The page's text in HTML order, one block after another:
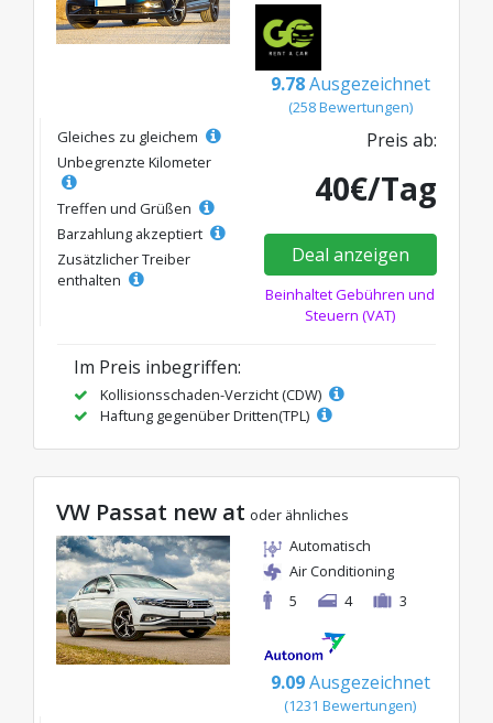
9.78 Ausgezeichnet
(258 Bewertungen)
Gleiches zu gleichem
Unbegrenzte Kilometer
Treffen und Grüßen
Barzahlung akzeptiert
Zusätzlicher Treiber
enthalten
Preis ab:
40€/Tag
Deal anzeigen
Beinhaltet Gebühren und
Steuern (VAT)
Im Preis inbegriffen:
Kollisionsschaden-Verzicht (CDW)
Haftung gegenüber Dritten(TPL)
VW Passat new at oder ähnliches
Automatisch
Air Conditioning
5
4 3
9.09 Ausgezeichnet
(1231 Bewertungen)